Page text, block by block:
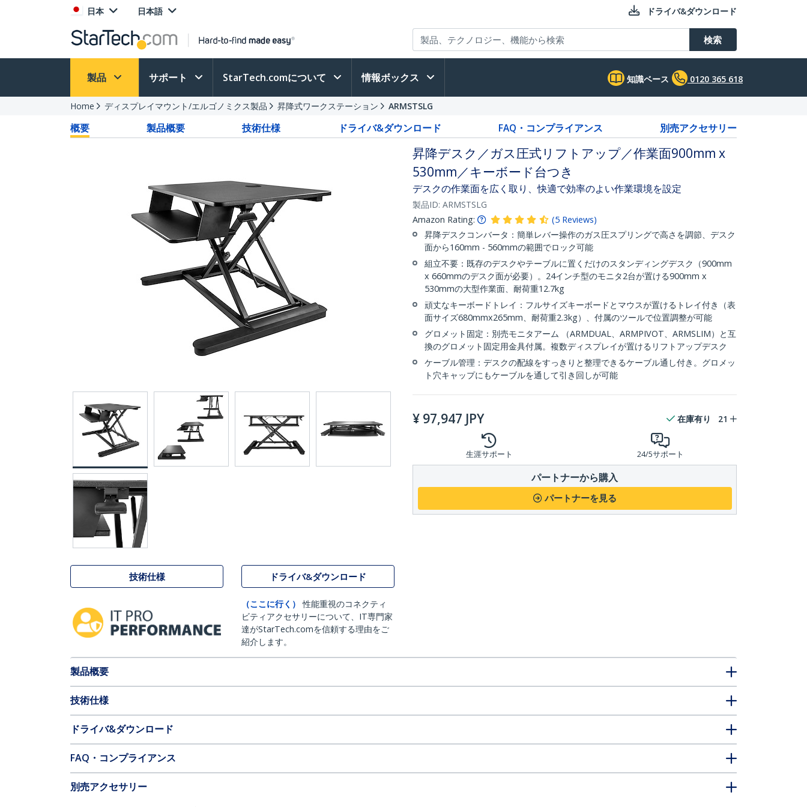
日本 日本語 ドライバ&ダウンロード
検索
製品 サポート StarTech.comについて 情報ボックス 知識ベース 0120 365 618
Home ディスプレイマウント/エルゴノミクス製品 昇降式ワークステーション ARMSTSLG
概要 製品概要 技術仕様 ドライバ&ダウンロード FAQ・コンプライアンス 別売アクセサリー
技術仕様 ドライバ&ダウンロード
（ここに行く）
性能重視のコネクティ
ビティアクセサリーについて、IT専門家
達がStarTech.comを信頼する理由をご
紹介します。
昇降デスク／ガス圧式リフトアップ／作業面900mm x
530mm／キーボード台つき
デスクの作業面を広く取り、快適で効率のよい作業環境を設定
製品ID: ARMSTSLG
Amazon Rating:
(5 Reviews)
昇降デスクコンバータ：簡単レバー操作のガス圧スプリングで高さを調節、デスク
面から160mm - 560mmの範囲でロック可能
組立不要：既存のデスクやテーブルに置くだけのスタンディングデスク（900mm
x 660mmのデスク面が必要）。24インチ型のモニタ2台が置ける900mm x
530mmの大型作業面、耐荷重12.7kg
頑丈なキーボードトレイ：フルサイズキーボードとマウスが置けるトレイ付き（表
面サイズ680mmx265mm、耐荷重2.3kg）、付属のツールで位置調整が可能
グロメット固定：別売モニタアーム （ARMDUAL、ARMPIVOT、ARMSLIM）と互
換のグロメット固定用金具付属。複数ディスプレイが置けるリフトアップデスク
ケーブル管理：デスクの配線をすっきりと整理できるケーブル通し付き。グロメッ
ト穴キャップにもケーブルを通して引き回しが可能
¥ 97,947 JPY 在庫有り 21
生涯サポート 24/5サポート
パートナーから購入
パートナーを見る
製品概要
技術仕様
ドライバ&ダウンロード
FAQ・コンプライアンス
別売アクセサリー